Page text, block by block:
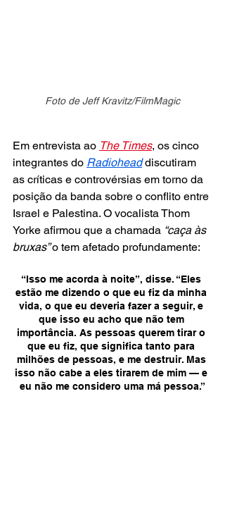
Foto de Jeff Kravitz/FilmMagic
Em entrevista ao The Times, os cinco
integrantes do Radiohead discutiram
as críticas e controvérsias em torno da
posição da banda sobre o conflito entre
Israel e Palestina. O vocalista Thom
Yorke afirmou que a chamada “caça às
bruxas” o tem afetado profundamente:
“Isso me acorda à noite”, disse. “Eles
estão me dizendo o que eu fiz da minha
vida, o que eu deveria fazer a seguir, e
que isso eu acho que não tem
importância. As pessoas querem tirar o
que eu fiz, que significa tanto para
milhões de pessoas, e me destruir. Mas
isso não cabe a eles tirarem de mim — e
eu não me considero uma má pessoa.”